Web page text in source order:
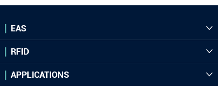
EAS 
RFID 
APPLICATIONS 